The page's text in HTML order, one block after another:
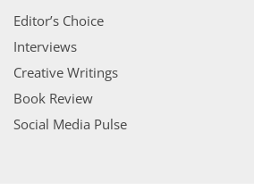
Editor’s Choice
Interviews
Creative Writings
Book Review
Social Media Pulse